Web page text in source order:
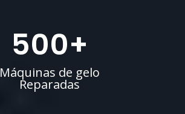
500+
Máquinas de gelo
Reparadas